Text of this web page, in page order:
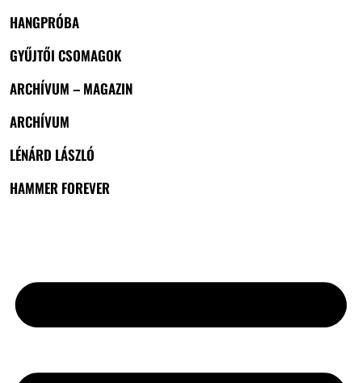
HANGPRÓBA
GYŰJTŐI CSOMAGOK
ARCHÍVUM – MAGAZIN
ARCHÍVUM
LÉNÁRD LÁSZLÓ
HAMMER FOREVER